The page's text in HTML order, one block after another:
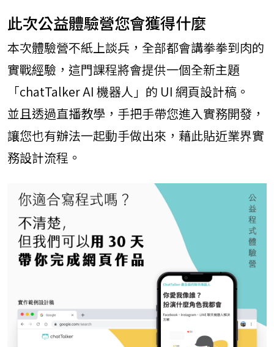
Vue 3 實戰影音課
React 實戰影音
課程
使用 gulp 進行網
頁前端自動化
Git & Github 程
式時光機
此次公益體驗營您會獲得什麼
本次體驗營不紙上談兵，全部都會講拳拳到肉的
實戰經驗，這門課程將會提供一個全新主題
「chatTalker AI 機器人」的 UI 網頁設計稿。
並且透過直播教學，手把手帶您進入實務開發，
讓您也有辦法一起動手做出來，藉此貼近業界實
務設計流程。